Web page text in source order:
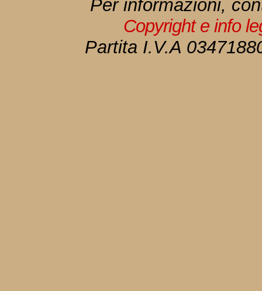
Per informazioni,
Copyright e info
Partita I.V.A